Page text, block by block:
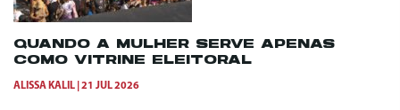
QUANDO A MULHER SERVE APENAS
COMO VITRINE ELEITORAL
ALISSA KALIL 21 JUL 2026